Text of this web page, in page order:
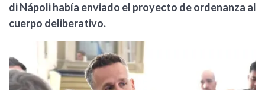
di Nápoli había enviado el proyecto de ordenanza al
cuerpo deliberativo.